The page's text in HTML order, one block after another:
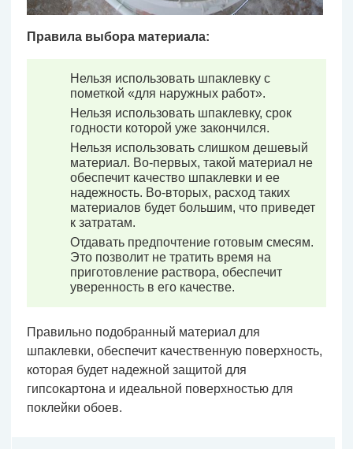
Правила выбора материала:
Нельзя использовать шпаклевку с
пометкой «для наружных работ».
Нельзя использовать шпаклевку, срок
годности которой уже закончился.
Нельзя использовать слишком дешевый
материал. Во-первых, такой материал не
обеспечит качество шпаклевки и ее
надежность. Во-вторых, расход таких
материалов будет большим, что приведет
к затратам.
Отдавать предпочтение готовым смесям.
Это позволит не тратить время на
приготовление раствора, обеспечит
уверенность в его качестве.
Правильно подобранный материал для
шпаклевки, обеспечит качественную поверхность,
которая будет надежной защитой для
гипсокартона и идеальной поверхностью для
поклейки обоев.